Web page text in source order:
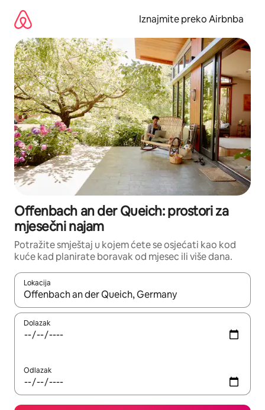
sadržaj
Iznajmite preko Airbnba
Offenbach an der Queich: prostori za
mjesečni najam
Potražite smještaj u kojem ćete se osjećati kao kod
kuće kad planirate boravak od mjesec ili više dana.
Lokacija
Kada budu dostupni rezultati, moći ćete ih pregledati
Dolazak
Odlazak